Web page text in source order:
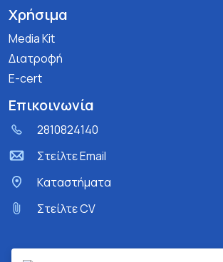
Χρήσιμα
Media Kit
Διατροφή
E-cert
Επικοινωνία
2810824140
Στείλτε Email
Kαταστήματα
Στείλτε CV